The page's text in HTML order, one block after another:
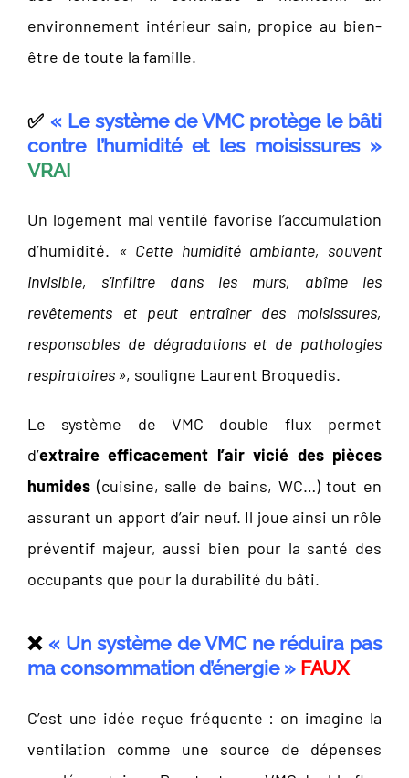
environnement intérieur sain, propice au bien-
être de toute la famille.
✅ « Le système de VMC protège le bâti
contre l’humidité et les moisissures »
VRAI
Un logement mal ventilé favorise l’accumulation
d’humidité. « Cette humidité ambiante, souvent
invisible, s’infiltre dans les murs, abîme les
revêtements et peut entraîner des moisissures,
responsables de dégradations et de pathologies
respiratoires », souligne Laurent Broquedis.
Le système de VMC double flux permet
d’extraire efficacement l’air vicié des pièces
humides(cuisine, salle de bains, WC…) tout en
assurant un apport d’air neuf. Il joue ainsi un rôle
préventif majeur, aussi bien pour la santé des
occupants que pour la durabilité du bâti.
❌« Un système de VMC ne réduira pas
ma consommation d’énergie » FAUX
C’est une idée reçue fréquente : on imagine la
ventilation comme une source de dépenses